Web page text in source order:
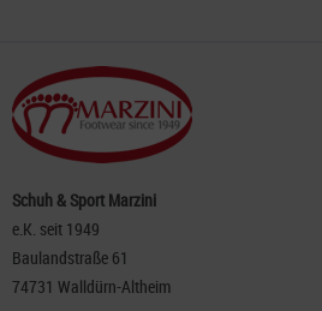
Schuh & Sport Marzini
e.K. seit 1949
Baulandstraße 61
74731 Walldürn-Altheim